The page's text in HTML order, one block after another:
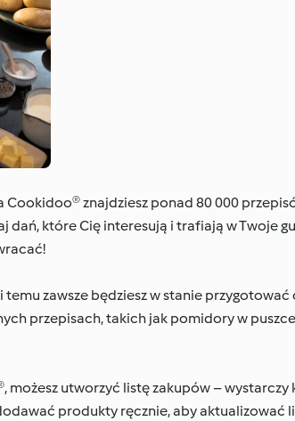
znajdziesz ponad 80 000
które Cię interesują i trafiają w Twoje
zawsze będziesz w stanie przygotować
przepisach, takich jak pomidory w
utworzyć listę zakupów – wystarczy
produkty ręcznie, aby aktualizować